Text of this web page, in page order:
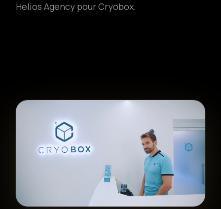
Solutions entreprise
Animations événementielles
Création web & social
Helios Agency pour Cryobox.